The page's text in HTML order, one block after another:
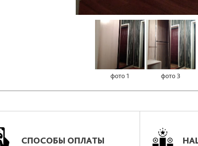
фото 1 фото 3
СПОСОБЫ ОПЛАТЫ